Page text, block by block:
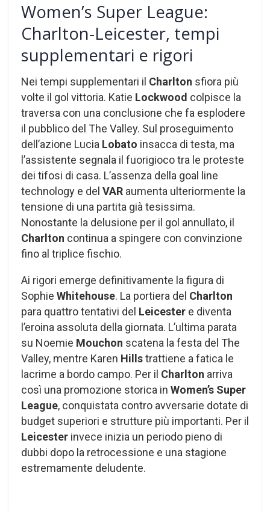
Women’s Super League:
Charlton-Leicester, tempi
supplementari e rigori
Nei tempi supplementari il Charlton sfiora più
volte il gol vittoria. Katie Lockwood colpisce la
traversa con una conclusione che fa esplodere
il pubblico del The Valley. Sul proseguimento
dell’azione Lucia Lobato insacca di testa, ma
l’assistente segnala il fuorigioco tra le proteste
dei tifosi di casa. L’assenza della goal line
technology e del VAR aumenta ulteriormente la
tensione di una partita già tesissima.
Nonostante la delusione per il gol annullato, il
Charlton continua a spingere con convinzione
fino al triplice fischio.
Ai rigori emerge definitivamente la figura di
Sophie Whitehouse. La portiera del Charlton
para quattro tentativi del Leicester e diventa
l’eroina assoluta della giornata. L’ultima parata
su Noemie Mouchon scatena la festa del The
Valley, mentre Karen Hillstrattiene a fatica le
lacrime a bordo campo. Per il Charlton arriva
così una promozione storica in Women’s Super
League, conquistata contro avversarie dotate di
budget superiori e strutture più importanti. Per il
Leicester invece inizia un periodo pieno di
dubbi dopo la retrocessione e una stagione
estremamente deludente.